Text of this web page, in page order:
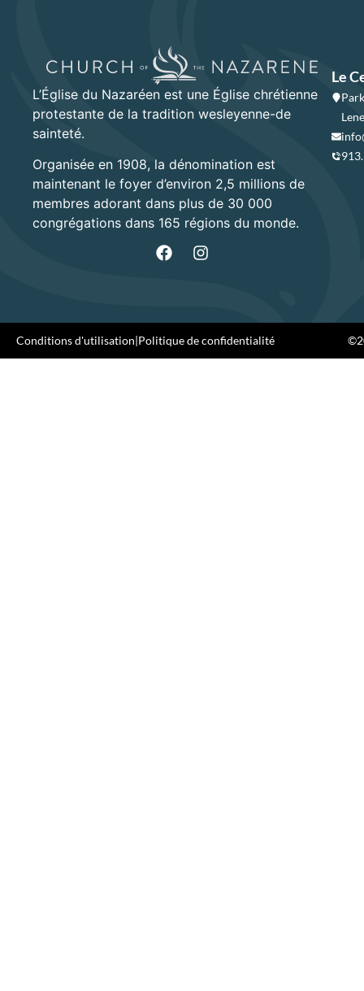
L’Église du Nazaréen est une Église chrétienne
protestante de la tradition wesleyenne-de
sainteté.
Organisée en 1908, la dénomination est
maintenant le foyer d’environ 2,5 millions de
membres adorant dans plus de 30 000
congrégations dans 165 régions du monde.
Le
Conditions d'utilisation|Politique de confidentialité